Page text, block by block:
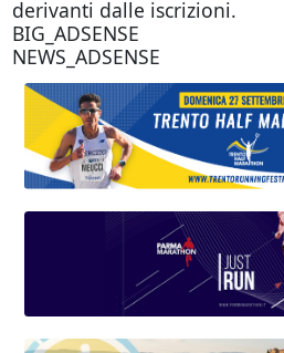
derivanti dalle iscrizioni.
BIG_ADSENSE
NEWS_ADSENSE